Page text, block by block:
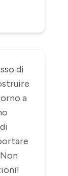
di
a